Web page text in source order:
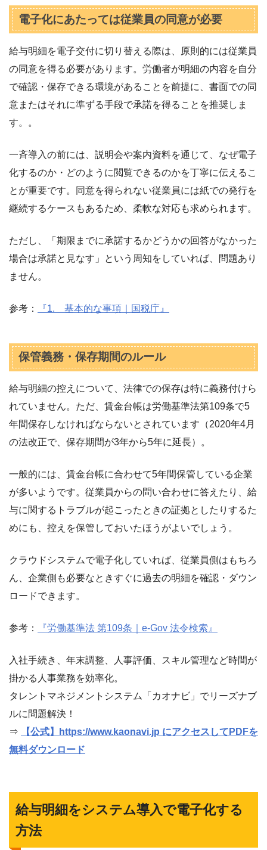
電子化にあたっては従業員の同意が必要
給与明細を電子交付に切り替える際は、原則的には従業員
の同意を得る必要があります。労働者が明細の内容を自分
で確認・保存できる環境があることを前提に、書面での同
意またはそれに準ずる手段で承諾を得ることを推奨しま
す。。
一斉導入の前には、説明会や案内資料を通じて、なぜ電子
化するのか・どのように閲覧できるのかを丁寧に伝えるこ
とが重要です。同意を得られない従業員には紙での発行を
継続するケースもあるため、柔軟な対応も求められます。
ただし、「期限までに承諾するかどうかの回答がなかった
場合は承諾と見なす」という周知をしていれば、問題あり
ません。
参考： 『1. 基本的な事項｜国税庁』
保管義務・保存期間のルール
給与明細の控えについて、法律での保存は特に義務付けら
れていません。ただ、賃金台帳は労働基準法第109条で5
年間保存しなければならないとされています（2020年4月
の法改正で、保存期間が3年から5年に延長）。
一般的には、賃金台帳に合わせて5年間保管している企業
が多いようです。従業員からの問い合わせに答えたり、給
与に関するトラブルが起こったときの証拠としたりするた
めにも、控えを保管しておいたほうがよいでしょう。
クラウドシステムで電子化していれば、従業員側はもちろ
ん、企業側も必要なときすぐに過去の明細を確認・ダウン
ロードできます。
参考： 『労働基準法 第109条｜e-Gov 法令検索』
入社手続き、年末調整、人事評価、スキル管理など時間が
掛かる人事業務を効率化。
タレントマネジメントシステム「カオナビ」でリーズナブ
ルに問題解決！
⇒
【公式】https://www.kaonavi.jp にアクセスしてPDFを
無料ダウンロード
給与明細をシステム導入で電子化する
方法